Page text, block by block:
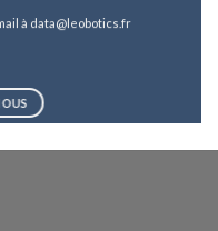
à data@leobotics.fr